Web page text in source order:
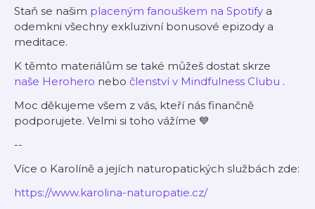
Staň se našim ⁠⁠⁠⁠placeným fanouškem na Spotify⁠⁠⁠⁠ a
odemkni všechny exkluzivní bonusové epizody a
meditace.
K těmto materiálům se také můžeš dostat skrze
⁠⁠⁠⁠naše Herohero⁠⁠⁠⁠ nebo ⁠⁠⁠⁠členství v Mindfulness Clubu⁠⁠⁠⁠ .
Moc děkujeme všem z vás, kteří nás finančně
podporujete. Velmi si toho vážíme 💙
--
Více o Karolíně a jejích naturopatických službách zde:
https://www.karolina-naturopatie.cz/